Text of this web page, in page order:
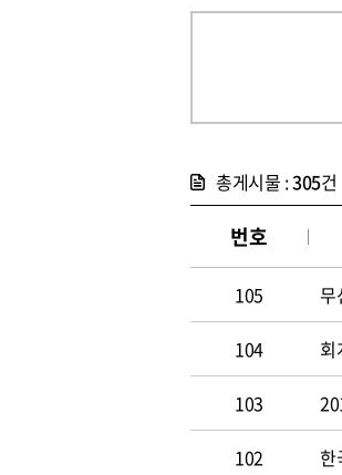
총게시물 :305
번호
105 무
104 회
103
102 한